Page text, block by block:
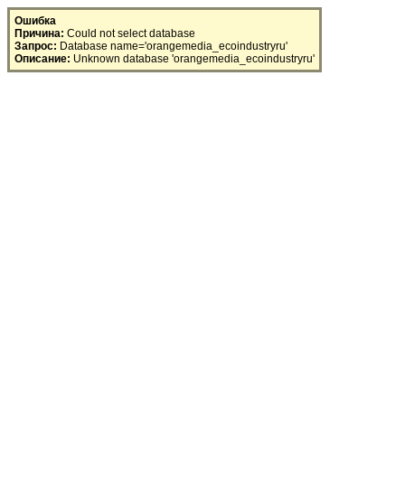
Ошибка
Причина: Could not select database
Запрос: Database name='orangemedia_ecoindustryru'
Описание: Unknown database 'orangemedia_ecoindustryru'
SQL Error